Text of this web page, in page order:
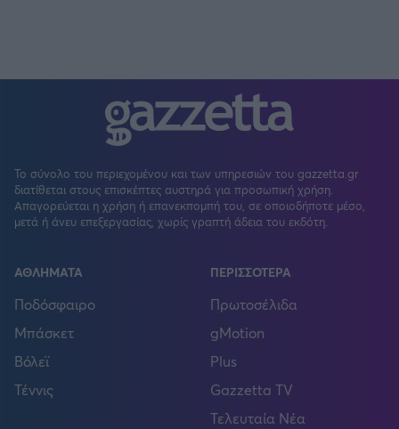
Το σύνολο του περιεχομένου και των υπηρεσιών του gazzetta.gr
διατίθεται στους επισκέπτες αυστηρά για προσωπική χρήση.
Απαγορεύεται η χρήση ή επανεκπομπή του, σε οποιοδήποτε μέσο,
μετά ή άνευ επεξεργασίας, χωρίς γραπτή άδεια του εκδότη.
ΑΘΛΗΜΑΤΑ
Ποδόσφαιρο
Μπάσκετ
Βόλεϊ
Τέννις
ΠΕΡΙΣΣΟΤΕΡΑ
Πρωτοσέλιδα
gMotion
Plus
Gazzetta TV
Τελευταία Νέα